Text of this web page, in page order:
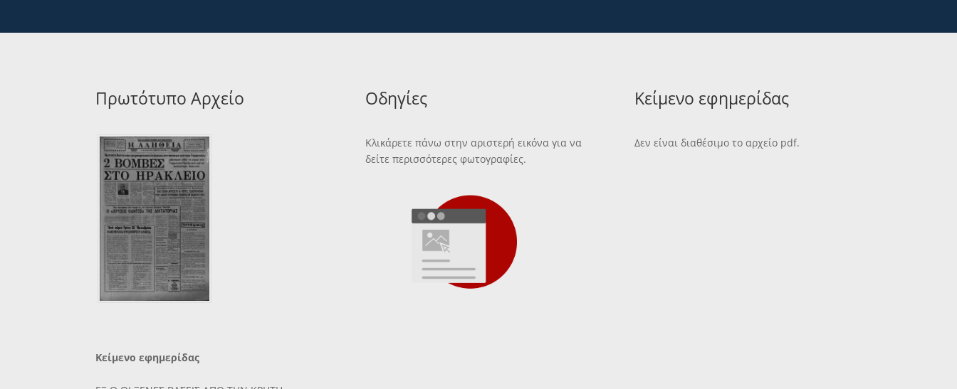
Πρωτότυπο Αρχείο Οδηγίες
Κλικάρετε πάνω στην αριστερή εικόνα για να
δείτε περισσότερες φωτογραφίες.
Κείμενο εφημερίδας
Δεν είναι διαθέσιμο το αρχείο pdf.
Κείμενο εφημερίδας